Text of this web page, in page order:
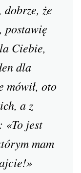
dobrze, że
postawię
Ciebie,
dla
mówił, oto
a z
«To jest
mam